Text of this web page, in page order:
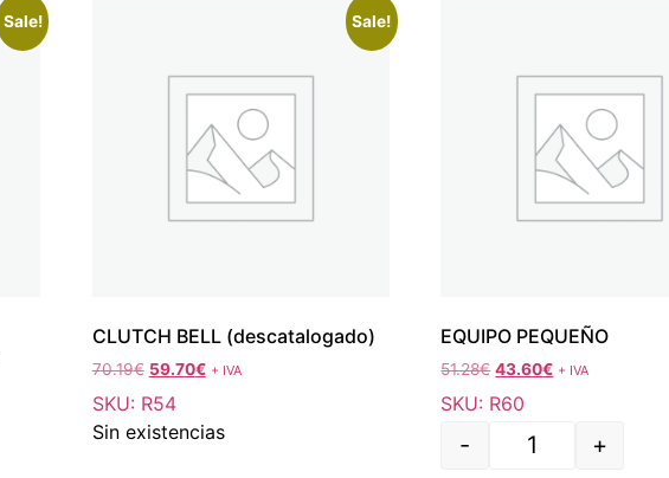
Sale! Sale!
CLUTCH BELL (descatalogado)
70.19€ 59.70€ + IVA
SKU: R54
Sin existencias
EQUIPO PEQUEÑO
51.28€ 43.60€ + IVA
SKU: R60
- +